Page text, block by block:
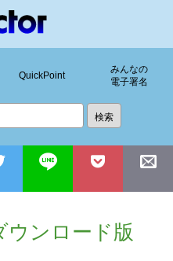
QuickPoint
みんなの
電子署名
ウンロード版